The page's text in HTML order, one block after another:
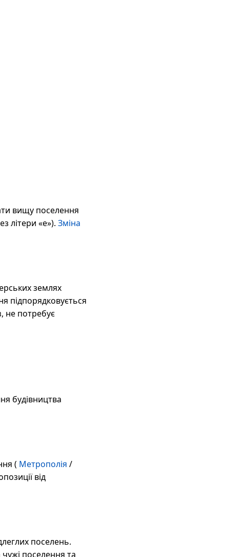
вищу поселення
літери «е»). Зміна
землях
підпорядковується
не потребує
будівництва
( Метрополія /
від
поселень.
поселення та